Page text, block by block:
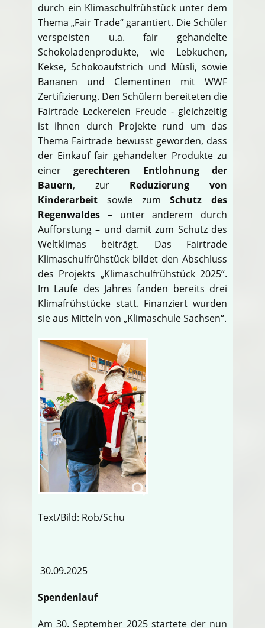
durch ein Klimaschulfrühstück unter dem
Thema „Fair Trade“ garantiert. Die Schüler
verspeisten u.a. fair gehandelte
Schokoladenprodukte, wie Lebkuchen,
Kekse, Schokoaufstrich und Müsli, sowie
Bananen und Clementinen mit WWF
Zertifizierung. Den Schülern bereiteten die
Fairtrade Leckereien Freude - gleichzeitig
ist ihnen durch Projekte rund um das
Thema Fairtrade bewusst geworden, dass
der Einkauf fair gehandelter Produkte zu
einergerechteren Entlohnung der
Bauern, zur Reduzierung von
Kinderarbeit sowie zumSchutz des
Regenwaldes – unter anderem durch
Aufforstung – und damit zum Schutz des
Weltklimas beiträgt. Das Fairtrade
Klimaschulfrühstück bildet den Abschluss
des Projekts „Klimaschulfrühstück 2025“.
Im Laufe des Jahres fanden bereits drei
Klimafrühstücke statt. Finanziert wurden
sie aus Mitteln von „Klimaschule Sachsen“.
Text/Bild: Rob/Schu
30.09.2025
Spendenlauf
Am 30. September 2025 startete der nun